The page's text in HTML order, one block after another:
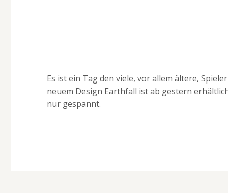
Es ist ein Tag den viele, vor allem ältere,
neuem Design Earthfall ist ab gestern
nur gespannt.